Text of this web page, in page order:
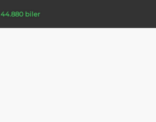
44.880 biler